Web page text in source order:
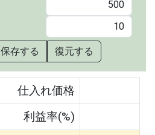
保存する 復元する
仕入れ価格
利益率(%)